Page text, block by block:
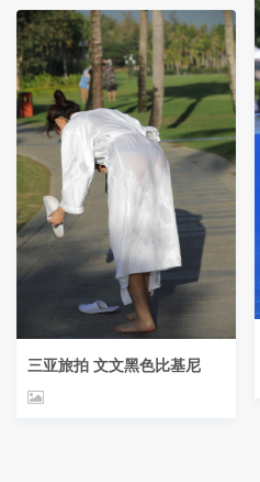
三亚旅拍 文文黑色比基尼